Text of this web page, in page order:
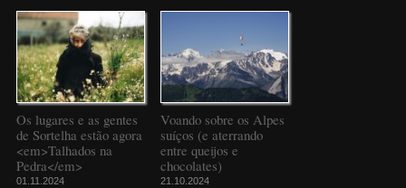
Os lugares e as gentes
de Sortelha estão agora
<em>Talhados na
Pedra</em>
01.11.2024
Voando sobre os Alpes
suíços (e aterrando
entre queijos e
chocolates)
21.10.2024